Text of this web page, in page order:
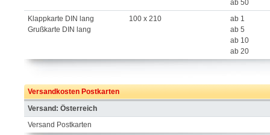
ab 50
Klappkarte DIN lang
Grußkarte DIN lang
100 x 210
ab 1
ab 5
ab 10
ab 20
Versandkosten Postkarten
Versand: Österreich
Versand Postkarten